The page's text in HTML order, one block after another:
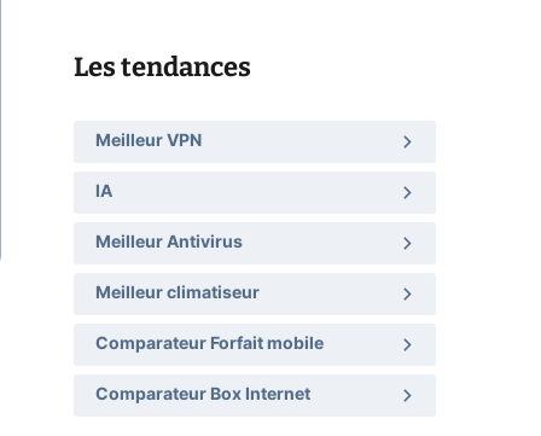
Les tendances
Meilleur VPN
IA
Meilleur Antivirus
Meilleur climatiseur
Comparateur Forfait mobile
Comparateur Box Internet